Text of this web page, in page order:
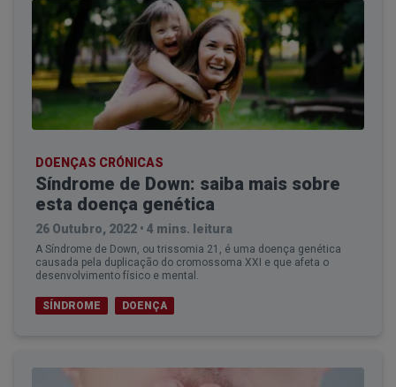
DOENÇAS CRÓNICAS
Síndrome de Down: saiba mais sobre
esta doença genética
26 Outubro, 2022 • 4 mins. leitura
A Síndrome de Down, ou trissomia 21, é uma doença genética
causada pela duplicação do cromossoma XXI e que afeta o
desenvolvimento físico e mental.
SÍNDROME DOENÇA